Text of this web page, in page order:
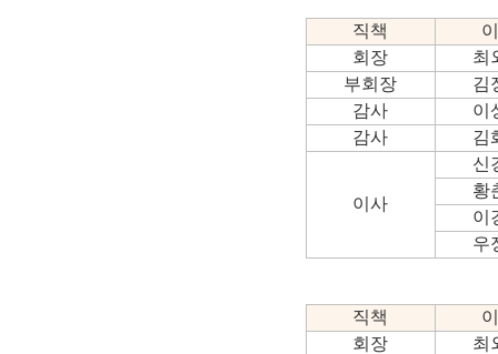
직책
회장
최
부회장
김
감사
이
감사
김
이사
신
황
이
우
직책
회장
최